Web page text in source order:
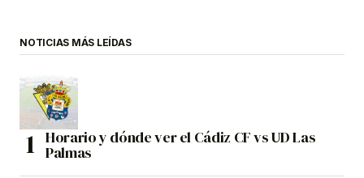
NOTICIAS MÁS LEÍDAS
Horario y dónde ver el Cádiz CF vs UD Las
Palmas